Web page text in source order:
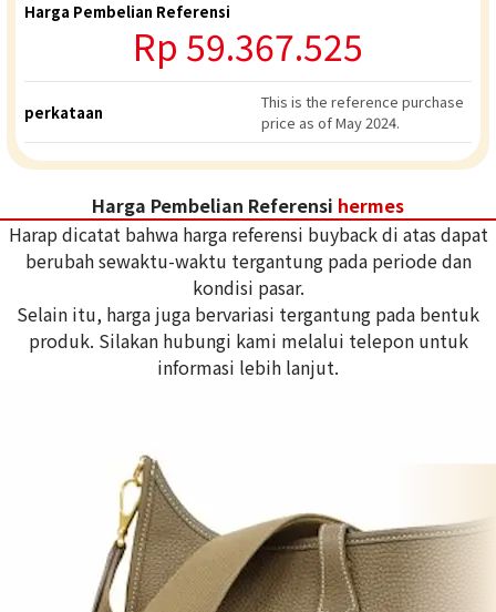
Harga Pembelian Referensi
Rp 59.367.525
perkataan
This is the reference purchase
price as of May 2024.
Harga Pembelian Referensi hermes
Harap dicatat bahwa harga referensi buyback di atas dapat
berubah sewaktu-waktu tergantung pada periode dan
kondisi pasar.
Selain itu, harga juga bervariasi tergantung pada bentuk
produk. Silakan hubungi kami melalui telepon untuk
informasi lebih lanjut.